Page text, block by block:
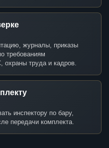
журналы, приказы
требованиям
охраны труда и кадров.
инспектору по бару,
передачи комплекта.